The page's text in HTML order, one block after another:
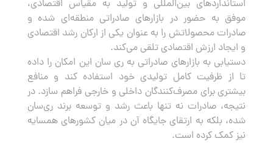
استانداردهای بین‌المللی و تولید به مقیاس اقتصادی،
موفق به حضور در بازارهای صادراتی منطقه‌ای شده و
صادرات محصولاتش را به عنوان یکی از ارکان رشد اقتصادی
و ایجاد ارزش اقتصادی تلقی می‌کند.
دستیابی به بازارهای صادراتی به ری سان این امکان را داده
تا از ظرفیت کامل تولیدی خود استفاده کند و منافع
بیشتری برای مصرف‌کنندگان داخلی و خارجی فراهم سازد. در
نتیجه، صادرات نه تنها باعث رشد و توسعه برند ری‌سان
شده، بلکه به ارتقای جایگاه آن در میان کشورهای همسایه
نیز کمک کرده است.